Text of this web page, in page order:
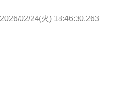
2026/02/24(火) 18:46:30.263